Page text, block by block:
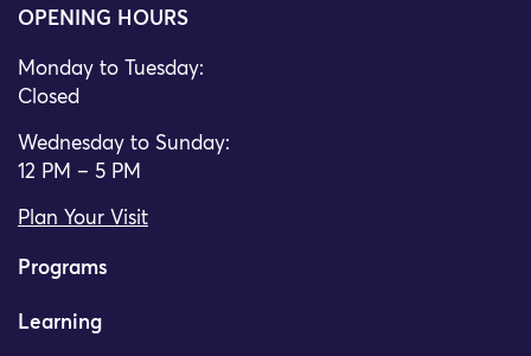
OPENING HOURS
Monday to Tuesday:
Closed
Wednesday to Sunday:
12 PM – 5 PM
Plan Your Visit
Programs
Learning